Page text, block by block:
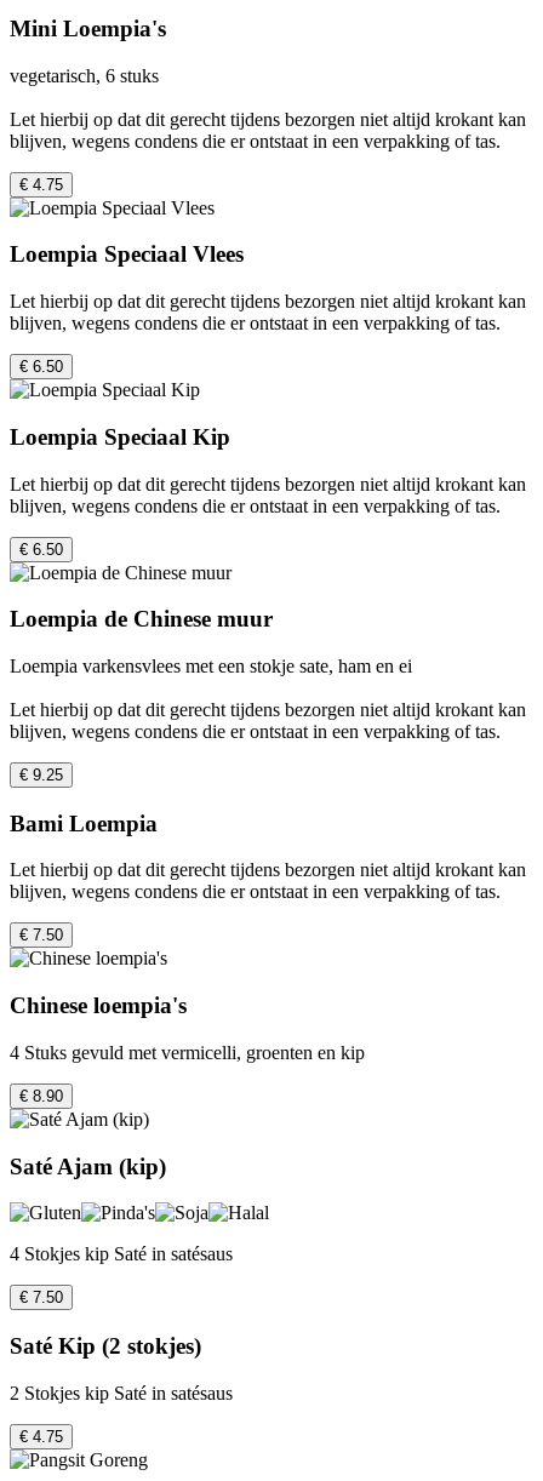
Mini Loempia's
vegetarisch, 6 stuks
Let hierbij op dat dit gerecht tijdens bezorgen niet altijd krokant kan
blijven, wegens condens die er ontstaat in een verpakking of tas.
€ 4.75
Loempia Speciaal Vlees
Let hierbij op dat dit gerecht tijdens bezorgen niet altijd krokant kan
blijven, wegens condens die er ontstaat in een verpakking of tas.
€ 6.50
Loempia Speciaal Kip
Let hierbij op dat dit gerecht tijdens bezorgen niet altijd krokant kan
blijven, wegens condens die er ontstaat in een verpakking of tas.
€ 6.50
Loempia de Chinese muur
Loempia varkensvlees met een stokje sate, ham en ei
Let hierbij op dat dit gerecht tijdens bezorgen niet altijd krokant kan
blijven, wegens condens die er ontstaat in een verpakking of tas.
€ 9.25
Bami Loempia
Let hierbij op dat dit gerecht tijdens bezorgen niet altijd krokant kan
blijven, wegens condens die er ontstaat in een verpakking of tas.
€ 7.50
Chinese loempia's
4 Stuks gevuld met vermicelli, groenten en kip
€ 8.90
Saté Ajam (kip)
4 Stokjes kip Saté in satésaus
€ 7.50
Saté Kip (2 stokjes)
2 Stokjes kip Saté in satésaus
€ 4.75